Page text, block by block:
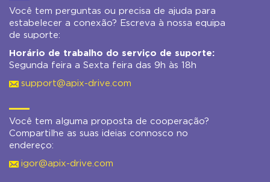
Você tem perguntas ou precisa de ajuda para
estabelecer a conexão? Escreva à nossa equipa
de suporte:
Horário de trabalho do serviço de suporte:
Segunda feira a Sexta feira das 9h às 18h
support@apix-drive.com
Você tem alguma proposta de cooperação?
Compartilhe as suas ideias connosco no
endereço:
igor@apix-drive.com